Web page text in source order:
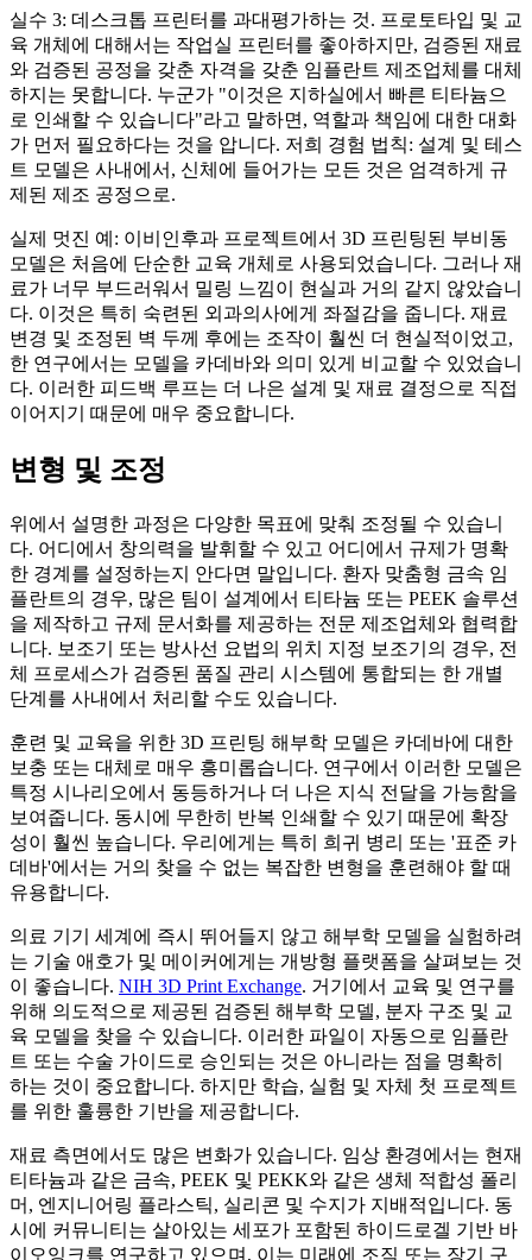
실수 3: 데스크톱 프린터를 과대평가하는 것. 프로토타입 및 교
육 개체에 대해서는 작업실 프린터를 좋아하지만, 검증된 재료
와 검증된 공정을 갖춘 자격을 갖춘 임플란트 제조업체를 대체
하지는 못합니다. 누군가 "이것은 지하실에서 빠른 티타늄으
로 인쇄할 수 있습니다"라고 말하면, 역할과 책임에 대한 대화
가 먼저 필요하다는 것을 압니다. 저희 경험 법칙: 설계 및 테스
트 모델은 사내에서, 신체에 들어가는 모든 것은 엄격하게 규
제된 제조 공정으로.
실제 멋진 예: 이비인후과 프로젝트에서 3D 프린팅된 부비동
모델은 처음에 단순한 교육 개체로 사용되었습니다. 그러나 재
료가 너무 부드러워서 밀링 느낌이 현실과 거의 같지 않았습니
다. 이것은 특히 숙련된 외과의사에게 좌절감을 줍니다. 재료
변경 및 조정된 벽 두께 후에는 조작이 훨씬 더 현실적이었고,
한 연구에서는 모델을 카데바와 의미 있게 비교할 수 있었습니
다. 이러한 피드백 루프는 더 나은 설계 및 재료 결정으로 직접
이어지기 때문에 매우 중요합니다.
변형 및 조정
위에서 설명한 과정은 다양한 목표에 맞춰 조정될 수 있습니
다. 어디에서 창의력을 발휘할 수 있고 어디에서 규제가 명확
한 경계를 설정하는지 안다면 말입니다. 환자 맞춤형 금속 임
플란트의 경우, 많은 팀이 설계에서 티타늄 또는 PEEK 솔루션
을 제작하고 규제 문서화를 제공하는 전문 제조업체와 협력합
니다. 보조기 또는 방사선 요법의 위치 지정 보조기의 경우, 전
체 프로세스가 검증된 품질 관리 시스템에 통합되는 한 개별
단계를 사내에서 처리할 수도 있습니다.
훈련 및 교육을 위한 3D 프린팅 해부학 모델은 카데바에 대한
보충 또는 대체로 매우 흥미롭습니다. 연구에서 이러한 모델은
특정 시나리오에서 동등하거나 더 나은 지식 전달을 가능함을
보여줍니다. 동시에 무한히 반복 인쇄할 수 있기 때문에 확장
성이 훨씬 높습니다. 우리에게는 특히 희귀 병리 또는 '표준 카
데바'에서는 거의 찾을 수 없는 복잡한 변형을 훈련해야 할 때
유용합니다.
의료 기기 세계에 즉시 뛰어들지 않고 해부학 모델을 실험하려
는 기술 애호가 및 메이커에게는 개방형 플랫폼을 살펴보는 것
이 좋습니다. NIH 3D Print Exchange. 거기에서 교육 및 연구를
위해 의도적으로 제공된 검증된 해부학 모델, 분자 구조 및 교
육 모델을 찾을 수 있습니다. 이러한 파일이 자동으로 임플란
트 또는 수술 가이드로 승인되는 것은 아니라는 점을 명확히
하는 것이 중요합니다. 하지만 학습, 실험 및 자체 첫 프로젝트
를 위한 훌륭한 기반을 제공합니다.
재료 측면에서도 많은 변화가 있습니다. 임상 환경에서는 현재
티타늄과 같은 금속, PEEK 및 PEKK와 같은 생체 적합성 폴리
머, 엔지니어링 플라스틱, 실리콘 및 수지가 지배적입니다. 동
시에 커뮤니티는 살아있는 세포가 포함된 하이드로겔 기반 바
이오잉크를 연구하고 있으며, 이는 미래에 조직 또는 장기 구